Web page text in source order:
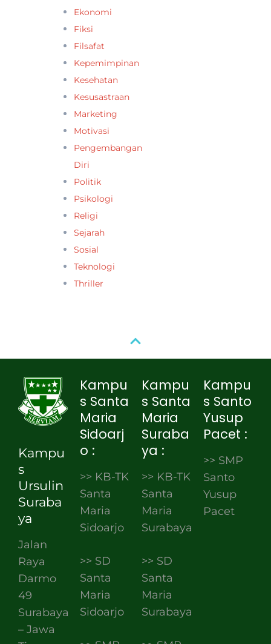
Ekonomi
Fiksi
Filsafat
Kepemimpinan
Kesehatan
Kesusastraan
Marketing
Motivasi
Pengembangan
Diri
Politik
Psikologi
Religi
Sejarah
Sosial
Teknologi
Thriller
Kampu
s
Ursulin
Suraba
ya
Jalan
Raya
Darmo
49
Surabaya
– Jawa
Kampu
s Santa
Maria
Sidoarj
o :
>> KB-TK
Santa
Maria
Sidoarjo
>> SD
Santa
Maria
Sidoarjo
Kampu
s Santa
Maria
Suraba
ya :
>> KB-TK
Santa
Maria
Surabaya
>> SD
Santa
Maria
Surabaya
Kampu
s Santo
Yusup
Pacet :
>> SMP
Santo
Yusup
Pacet